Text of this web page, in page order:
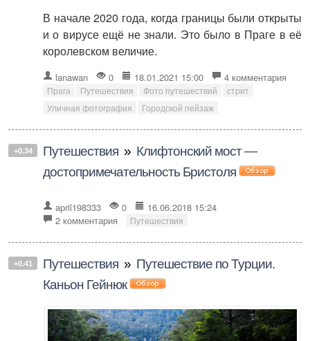
В начале 2020 года, когда границы были открыты
и о вирусе ещё не знали. Это было в Праге в её
королевском величие.
lanawan 0 18.01.2021 15:00 4 комментария
Прага Путешествия Фото путешествий
стрит
Уличная фотография
Городской пейзаж
+0.34 Путешествия » Клифтонский мост —
достопримечательность Бристоля
april198333 0
16.06.2018 15:24
2 комментария
Путешествия
+0.41 Путешествия » Путешествие по Турции.
Каньон Гейнюк